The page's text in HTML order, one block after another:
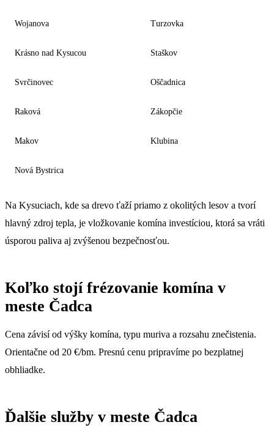
Wojanova Turzovka
Krásno nad Kysucou Staškov
Svrčinovec Oščadnica
Raková Zákopčie
Makov Klubina
Nová Bystrica
Na Kysuciach, kde sa drevo ťaží priamo z okolitých lesov a tvorí
hlavný zdroj tepla, je vložkovanie komína investíciou, ktorá sa vráti
úsporou paliva aj zvýšenou bezpečnosťou.
Koľko stojí frézovanie komína v
meste Čadca
Cena závisí od výšky komína, typu muriva a rozsahu znečistenia.
Orientačne od 20 €/bm. Presnú cenu pripravíme po bezplatnej
obhliadke.
Ďalšie služby v meste Čadca